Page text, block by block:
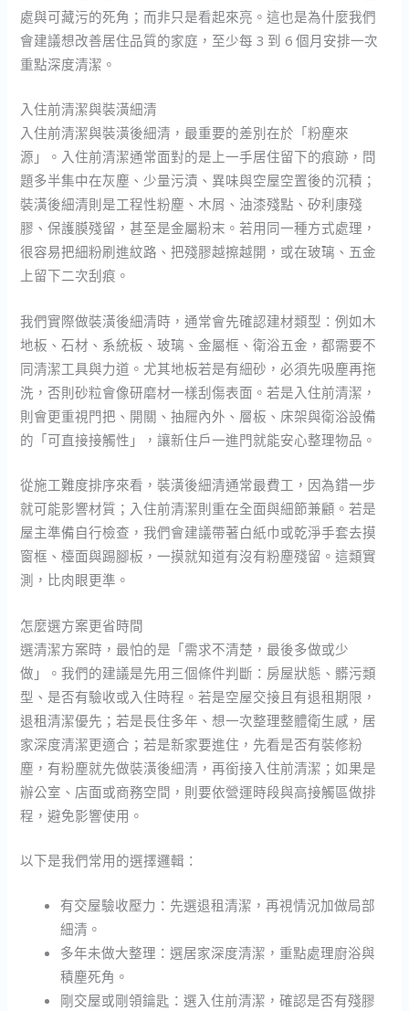
處與可藏污的死角；而非只是看起來亮。這也是為什麼我們
會建議想改善居住品質的家庭，至少每 3 到 6 個月安排一次
重點深度清潔。
入住前清潔與裝潢細清
入住前清潔與裝潢後細清，最重要的差別在於「粉塵來
源」。入住前清潔通常面對的是上一手居住留下的痕跡，問
題多半集中在灰塵、少量污漬、異味與空屋空置後的沉積；
裝潢後細清則是工程性粉塵、木屑、油漆殘點、矽利康殘
膠、保護膜殘留，甚至是金屬粉末。若用同一種方式處理，
很容易把細粉刷進紋路、把殘膠越擦越開，或在玻璃、五金
上留下二次刮痕。
我們實際做裝潢後細清時，通常會先確認建材類型：例如木
地板、石材、系統板、玻璃、金屬框、衛浴五金，都需要不
同清潔工具與力道。尤其地板若是有細砂，必須先吸塵再拖
洗，否則砂粒會像研磨材一樣刮傷表面。若是入住前清潔，
則會更重視門把、開關、抽屜內外、層板、床架與衛浴設備
的「可直接接觸性」，讓新住戶一進門就能安心整理物品。
從施工難度排序來看，裝潢後細清通常最費工，因為錯一步
就可能影響材質；入住前清潔則重在全面與細節兼顧。若是
屋主準備自行檢查，我們會建議帶著白紙巾或乾淨手套去摸
窗框、檯面與踢腳板，一摸就知道有沒有粉塵殘留。這類實
測，比肉眼更準。
怎麼選方案更省時間
選清潔方案時，最怕的是「需求不清楚，最後多做或少
做」。我們的建議是先用三個條件判斷：房屋狀態、髒污類
型、是否有驗收或入住時程。若是空屋交接且有退租期限，
退租清潔優先；若是長住多年、想一次整理整體衛生感，居
家深度清潔更適合；若是新家要進住，先看是否有裝修粉
塵，有粉塵就先做裝潢後細清，再銜接入住前清潔；如果是
辦公室、店面或商務空間，則要依營運時段與高接觸區做排
程，避免影響使用。
以下是我們常用的選擇邏輯：
有交屋驗收壓力：先選退租清潔，再視情況加做局部
細清。
多年未做大整理：選居家深度清潔，重點處理廚浴與
積塵死角。
剛交屋或剛領鑰匙：選入住前清潔，確認是否有殘膠